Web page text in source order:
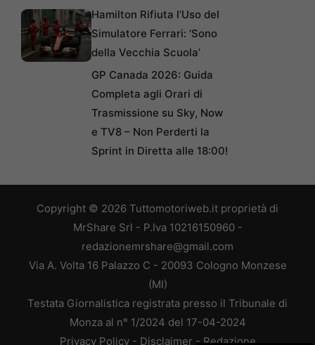
Hamilton Rifiuta l’Uso del
Simulatore Ferrari: ‘Sono
della Vecchia Scuola’
GP Canada 2026: Guida
Completa agli Orari di
Trasmissione su Sky, Now
e TV8 – Non Perderti la
Sprint in Diretta alle 18:00!
Copyright © 2026 Tuttomotoriweb.it proprietà di
MrShare Srl - P.Iva 10216150960 -
redazionemrshare@gmail.com
Via A. Volta 16 Palazzo C - 20093 Cologno Monzese
(MI)
Testata Giornalistica registrata presso il Tribunale di
Monza al n° 1/2024 del 17-04-2024
Privacy Policy- Disclaimer - Redazione